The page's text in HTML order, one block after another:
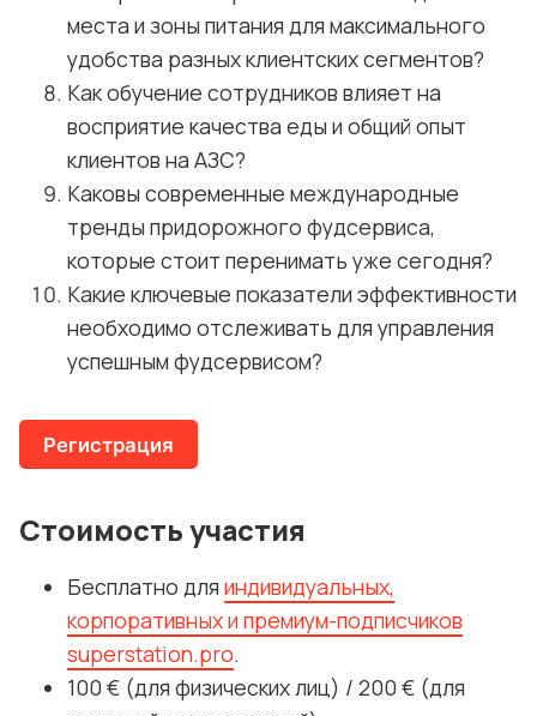
места и зоны питания для максимального
удобства разных клиентских сегментов?
Как обучение сотрудников влияет на
восприятие качества еды и общий опыт
клиентов на АЗС?
Каковы современные международные
тренды придорожного фудсервиса,
которые стоит перенимать уже сегодня?
Какие ключевые показатели эффективности
необходимо отслеживать для управления
успешным фудсервисом?
Регистрация
Стоимость участия
Бесплатно для индивидуальных,
корпоративных и премиум-подписчиков
superstation.pro.
100 € (для физических лиц) / 200 € (для